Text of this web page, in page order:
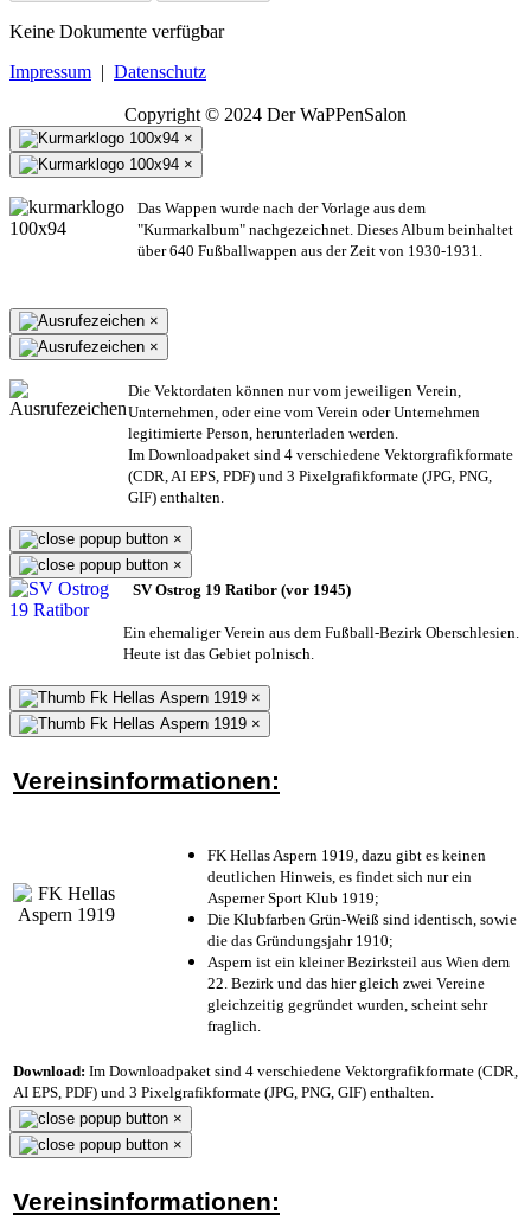
Keine Dokumente verfügbar
Impressum | Datenschutz
Copyright © 2024 Der WaPPenSalon
×
×
Das Wappen wurde nach der Vorlage aus dem
"Kurmarkalbum" nachgezeichnet. Dieses Album beinhaltet
über 640 Fußballwappen aus der Zeit von 1930-1931.
×
×
Die Vektordaten können nur vom jeweiligen Verein,
Unternehmen, oder eine vom Verein oder Unternehmen
legitimierte Person, herunterladen werden.
Im Downloadpaket sind 4 verschiedene Vektorgrafikformate
(CDR, AI EPS, PDF) und 3 Pixelgrafikformate (JPG, PNG,
GIF) enthalten.
×
×
SV Ostrog 19 Ratibor (vor 1945)
Ein ehemaliger Verein aus dem Fußball-Bezirk Oberschlesien.
Heute ist das Gebiet polnisch.
×
×
Vereinsinformationen:
FK Hellas Aspern 1919, dazu gibt es keinen
deutlichen Hinweis, es findet sich nur ein
Asperner Sport Klub 1919;
Die Klubfarben Grün-Weiß sind identisch, sowie
die das Gründungsjahr 1910;
Aspern ist ein kleiner Bezirksteil aus Wien dem
22. Bezirk und das hier gleich zwei Vereine
gleichzeitig gegründet wurden, scheint sehr
fraglich.
Download: Im Downloadpaket sind 4 verschiedene Vektorgrafikformate (CDR,
AI EPS, PDF) und 3 Pixelgrafikformate (JPG, PNG, GIF) enthalten.
×
×
Vereinsinformationen: